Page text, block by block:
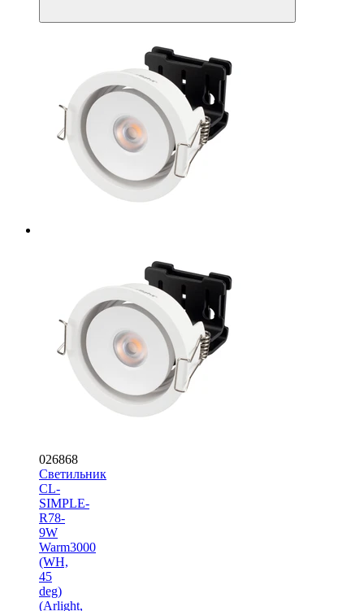
026868
Светильник
CL-
SIMPLE-
R78-
9W
Warm3000
(WH,
45
deg)
(Arlight,